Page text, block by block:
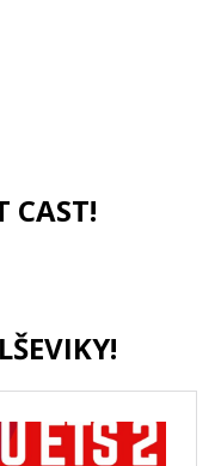
CAST!